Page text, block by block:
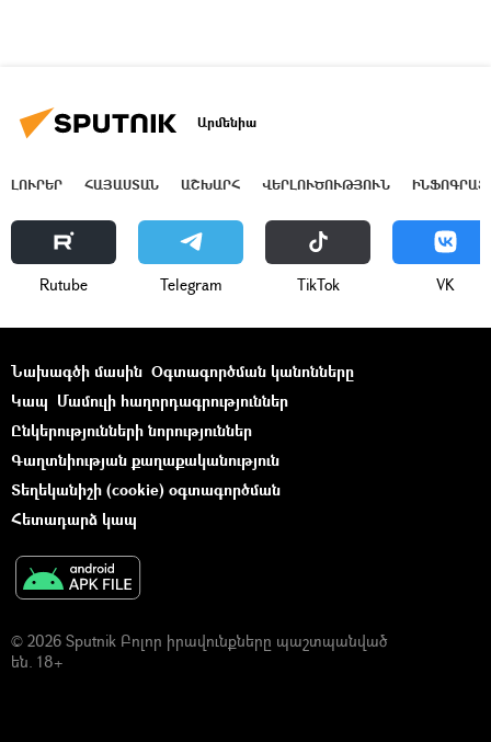
Արմենիա
ԼՈՒՐԵՐ ՀԱՅԱՍՏԱՆ ԱՇԽԱՐՀ ՎԵՐԼՈՒԾՈՒԹՅՈՒՆ
Rutube Telegram ТikТоk VK
Նախագծի մասին Օգտագործման կանոնները
Կապ Մամուլի հաղորդագրություններ
Ընկերությունների նորություններ
Գաղտնիության քաղաքականություն
Տեղեկանիշի (cookie) օգտագործման
Հետադարձ կապ
© 2026 Sputnik Բոլոր իրավունքները պաշտպանված
են. 18+